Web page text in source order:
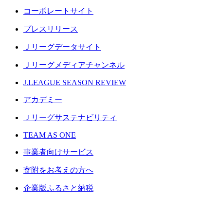
コーポレートサイト
プレスリリース
Ｊリーグデータサイト
Ｊリーグメディアチャンネル
J.LEAGUE SEASON REVIEW
アカデミー
Ｊリーグサステナビリティ
TEAM AS ONE
事業者向けサービス
寄附をお考えの方へ
企業版ふるさと納税